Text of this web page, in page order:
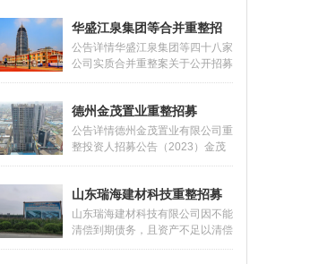
华盛江泉集团等合并重整招
募
公告详情华盛江泉集团等四十八家
公司实质合并重整案关于公开招募
和遴选重整投资人的公告 2023年
民法院（以下简称法院）依法裁定
受理华盛江泉集团有限公司的破产
重整申请，并于同日指定华盛江泉
下简称管
德州金茂置业重整招募
公告详情德州金茂置业有限公司重
整投资人招募公告（2023）金茂
破管字第18号2022年3月15日，
（以下简称“金茂公司”）不能清偿
到期债务，明显缺乏清偿能力为
由，向德州市德城区人民法院（以
山东瑞海建材科技重整招募
山东瑞海建材科技有限公司因不能
清偿到期债务，且资产不足以清偿
全部债务向山东省沂水县人民法院